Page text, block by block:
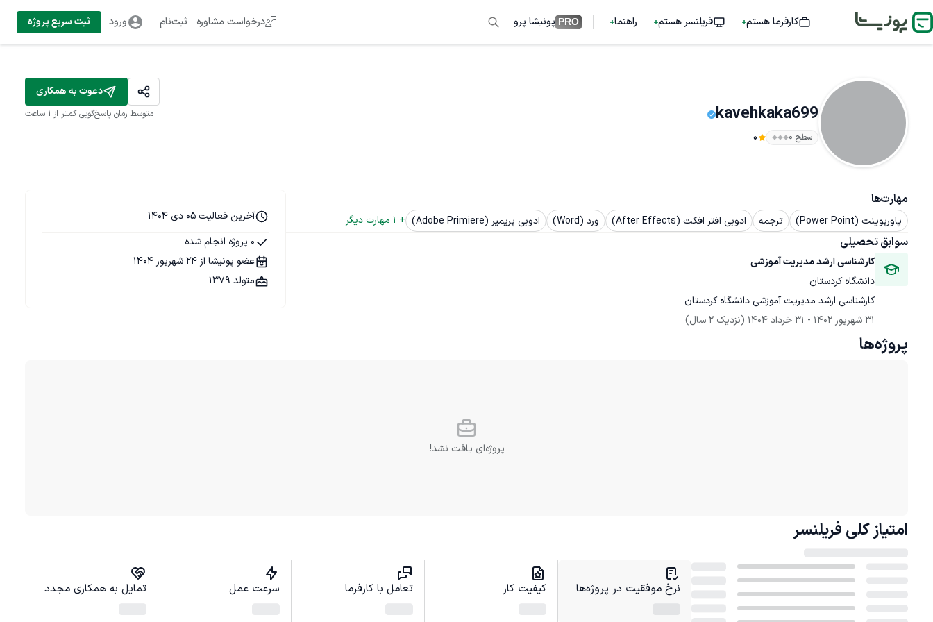
کارفرما هستم فریلنسر هستم راهنما PRO پونیشا پرو درخواست مشاوره ثبت‌نام ورود ثبت سریع پروژه
kavehkaka699
سطح ۰ 0
دعوت به همکاری
متوسط زمان پاسخ‌گویی کمتر از 1 ساعت
مهارت‌ها
پاورپوینت (Power Point) ترجمه ادوبی افتر افکت (After Effects) ورد (Word) ادوبی پریمیر (Adobe Primiere) +
1 مهارت دیگر
سوابق تحصیلی
کارشناسی ارشد مدیریت آموزشی
دانشگاه کردستان
کارشناسی ارشد مدیریت آموزشی دانشگاه کردستان
31 شهریور 1402
- 31 خرداد 1404 (نزدیک 2 سال)
آخرین فعالیت 05 دی 1404
0 پروژه انجام شده
عضو پونیشا از 24 شهریور 1404
متولد 1379
پروژه‌ها
پروژه‌ای یافت نشد!
امتیاز کلی فریلنسر
نرخ موفقیت در پروژه‌ها کیفیت کار تعامل با کارفرما سرعت عمل تمایل به همکاری مجدد